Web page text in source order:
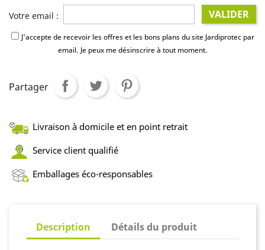
Votre email : VALIDER
J'accepte de recevoir les offres et les bons plans du site Jardiprotec par
email. Je peux me désinscrire à tout moment.
Partager
Livraison à domicile et en point retrait
Service client qualifié
Emballages éco-responsables
Description Détails du produit